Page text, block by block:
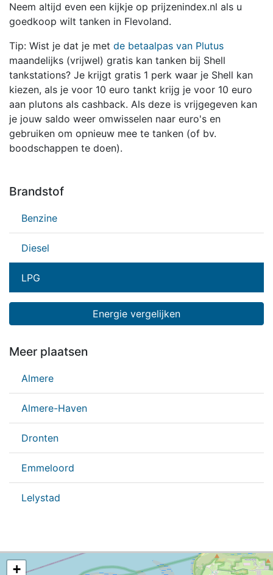
Neem altijd even een kijkje op prijzenindex.nl als u
goedkoop wilt tanken in Flevoland.
Tip: Wist je dat je met de betaalpas van Plutus
maandelijks (vrijwel) gratis kan tanken bij Shell
tankstations? Je krijgt gratis 1 perk waar je Shell kan
kiezen, als je voor 10 euro tankt krijg je voor 10 euro
aan plutons als cashback. Als deze is vrijgegeven kan
je jouw saldo weer omwisselen naar euro's en
gebruiken om opnieuw mee te tanken (of bv.
boodschappen te doen).
Brandstof
Benzine
Diesel
LPG
Energie vergelijken
Meer plaatsen
Almere
Almere-Haven
Dronten
Emmeloord
Lelystad
+